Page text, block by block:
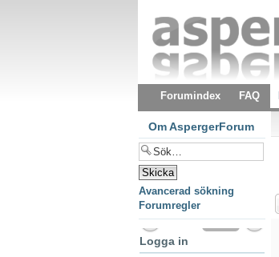
Forumindex FAQ
Om AspergerForum
Avancerad sökning
Forumregler
Logga in